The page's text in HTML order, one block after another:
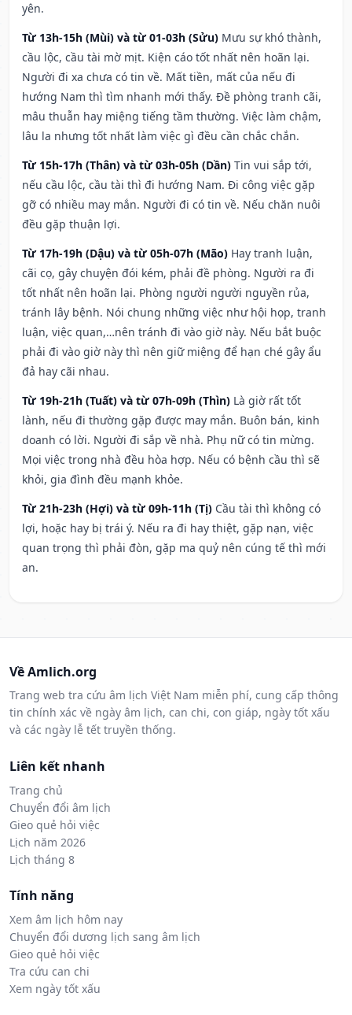
yên.
Từ 13h-15h (Mùi) và từ 01-03h (Sửu) Mưu sự khó thành,
cầu lộc, cầu tài mờ mịt. Kiện cáo tốt nhất nên hoãn lại.
Người đi xa chưa có tin về. Mất tiền, mất của nếu đi
hướng Nam thì tìm nhanh mới thấy. Đề phòng tranh cãi,
mâu thuẫn hay miệng tiếng tầm thường. Việc làm chậm,
lâu la nhưng tốt nhất làm việc gì đều cần chắc chắn.
Từ 15h-17h (Thân) và từ 03h-05h (Dần) Tin vui sắp tới,
nếu cầu lộc, cầu tài thì đi hướng Nam. Đi công việc gặp
gỡ có nhiều may mắn. Người đi có tin về. Nếu chăn nuôi
đều gặp thuận lợi.
Từ 17h-19h (Dậu) và từ 05h-07h (Mão) Hay tranh luận,
cãi cọ, gây chuyện đói kém, phải đề phòng. Người ra đi
tốt nhất nên hoãn lại. Phòng người người nguyền rủa,
tránh lây bệnh. Nói chung những việc như hội họp, tranh
luận, việc quan,…nên tránh đi vào giờ này. Nếu bắt buộc
phải đi vào giờ này thì nên giữ miệng để hạn ché gây ẩu
đả hay cãi nhau.
Từ 19h-21h (Tuất) và từ 07h-09h (Thìn) Là giờ rất tốt
lành, nếu đi thường gặp được may mắn. Buôn bán, kinh
doanh có lời. Người đi sắp về nhà. Phụ nữ có tin mừng.
Mọi việc trong nhà đều hòa hợp. Nếu có bệnh cầu thì sẽ
khỏi, gia đình đều mạnh khỏe.
Từ 21h-23h (Hợi) và từ 09h-11h (Tị) Cầu tài thì không có
lợi, hoặc hay bị trái ý. Nếu ra đi hay thiệt, gặp nạn, việc
quan trọng thì phải đòn, gặp ma quỷ nên cúng tế thì mới
an.
Về Amlich.org
Trang web tra cứu âm lịch Việt Nam miễn phí, cung cấp thông
tin chính xác về ngày âm lịch, can chi, con giáp, ngày tốt xấu
và các ngày lễ tết truyền thống.
Liên kết nhanh
Trang chủ
Chuyển đổi âm lịch
Gieo quẻ hỏi việc
Lịch năm 2026
Lịch tháng 8
Tính năng
Xem âm lịch hôm nay
Chuyển đổi dương lịch sang âm lịch
Gieo quẻ hỏi việc
Tra cứu can chi
Xem ngày tốt xấu